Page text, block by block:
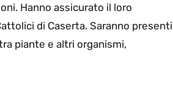
Hanno assicurato il loro
di Caserta. Saranno presenti
piante e altri organismi,